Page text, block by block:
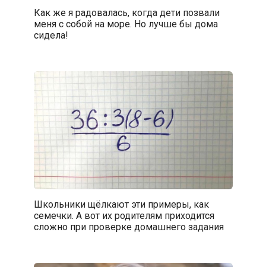
Как же я радовалась, когда дети позвали
меня с собой на море. Но лучше бы дома
сидела!
Школьники щёлкают эти примеры, как
семечки. А вот их родителям приходится
сложно при проверке домашнего задания